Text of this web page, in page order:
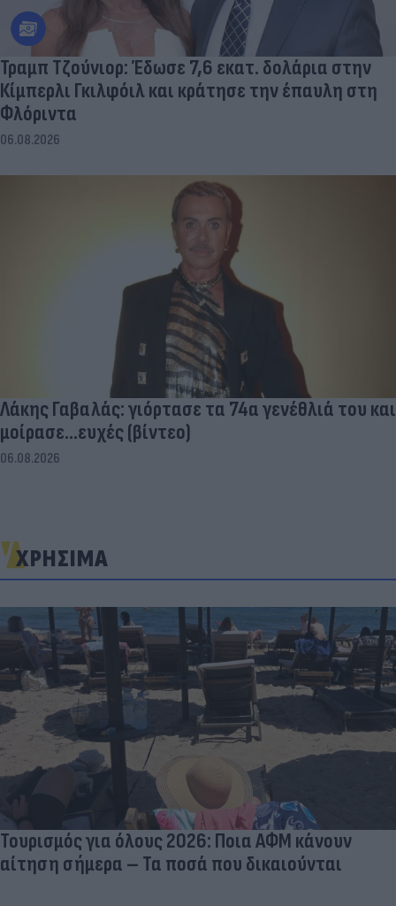
Τραμπ Τζούνιορ: Έδωσε 7,6 εκατ. δολάρια στην
Κίμπερλι Γκιλφόιλ και κράτησε την έπαυλη στη
Φλόριντα
06.08.2026
Λάκης Γαβαλάς: γιόρτασε τα 74α γενέθλιά του και
μοίρασε...ευχές (βίντεο)
06.08.2026
ΧΡΗΣΙΜΑ
Τουρισμός για όλους 2026: Ποια ΑΦΜ κάνουν
αίτηση σήμερα – Τα ποσά που δικαιούνται